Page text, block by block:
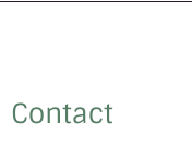
Contact